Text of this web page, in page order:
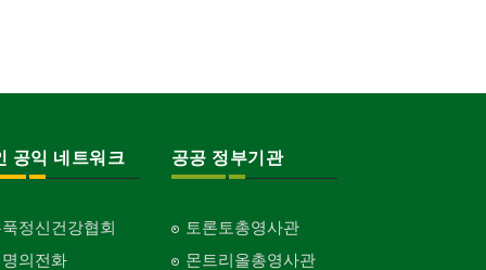
공익 네트워크
정신건강협회
의전화
공공 정부기관
토론토총영사관
몬트리올총영사관